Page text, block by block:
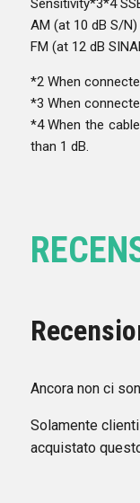
AM (at 10 dB S/
FM (at 12 dB
*2 When
*3 When
*4 When the
than 1 dB.
Ancora non ci
Solamente
acquistato